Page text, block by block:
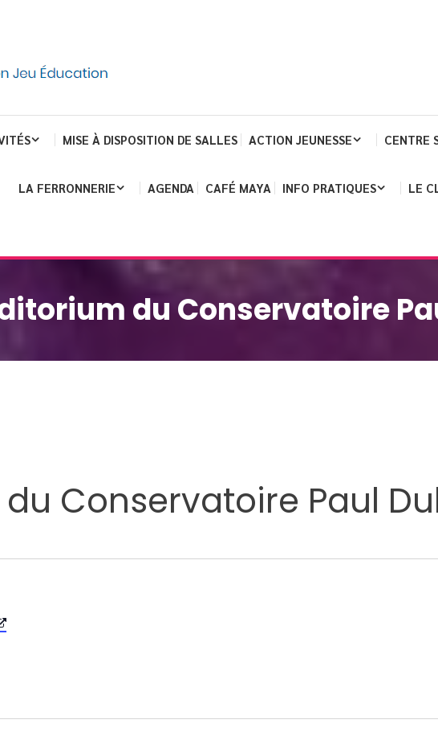
MISE À DISPOSITION DE SALLES ACTION JEUNESSE CENTRE
LA FERRONNERIE AGENDA CAFÉ MAYA INFO PRATIQUES LE
du Conservatoire
Conservatoire Paul